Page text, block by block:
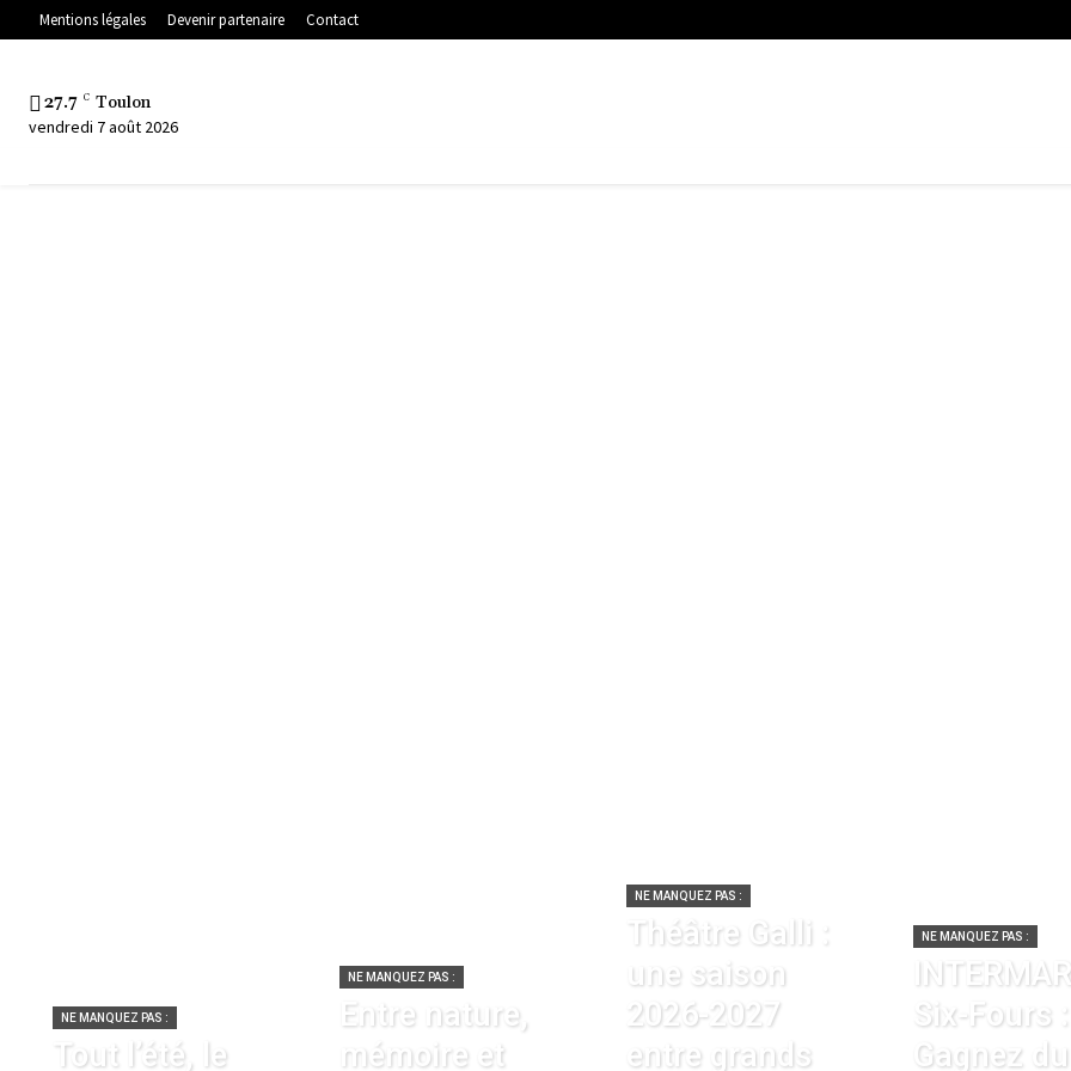
Mentions légales Devenir partenaire Contact
27.7 C Toulon
vendredi 7 août 2026
NE MANQUEZ PAS :
Tout l’été, le
NE MANQUEZ PAS :
Entre nature,
mémoire et
NE MANQUEZ PAS :
Théâtre Galli :
une saison
2026-2027
entre grands
NE MANQUEZ PAS :
Six-Fours :
Gagnez du